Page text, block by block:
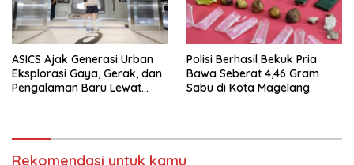
ASICS Ajak Generasi Urban
Eksplorasi Gaya, Gerak, dan
Pengalaman Baru Lewat
Polisi Berhasil Bekuk Pria
Bawa Seberat 4,46 Gram
Sabu di Kota Magelang.
Rekomendasi untuk kamu